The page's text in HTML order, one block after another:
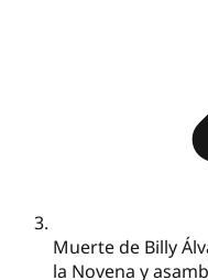
Muerte de Billy
la Novena y